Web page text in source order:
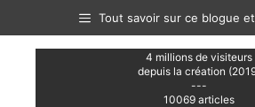
contenu
Tout savoir sur ce blogue
4 millions de visiteurs
depuis la création
---
10069 articles